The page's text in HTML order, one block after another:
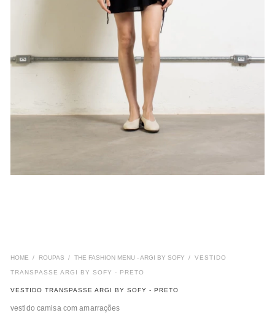
HOME ROUPAS THE FASHION MENU - ARGI BY SOFY VESTIDO
TRANSPASSE ARGI BY SOFY - PRETO
VESTIDO TRANSPASSE ARGI BY SOFY - PRETO
vestido camisa com amarrações